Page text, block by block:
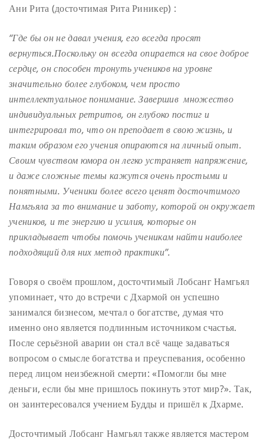
Ани Рита (досточтимая Рита Риникер) :
“Где бы он не давал учения, его всегда просят
вернуться.Поскольку он всегда опирается на свое доброе
сердце, он способен тронуть учеников на уровне
значительно более глубоком, чем просто
интеллектуальное понимание. Завершив множество
индивидуальных ретритов, он глубоко постиг и
интегрировал то, что он преподает в свою жизнь, и
таким образом его учения опираются на личный опыт.
Своим чувством юмора он легко устраняет напряжение,
и даже сложные темы кажутся очень простыми и
понятными. Ученики более всего ценят досточтимого
Намгьяла за то внимание и заботу, которой он окружает
учеников, и те энергию и усилия, которые он
прикладывает чтобы помочь ученикам найти наиболее
подходящий для них метод практики”.
Говоря о своём прошлом, досточтимый Лобсанг Намгьял
упоминает, что до встречи с Дхармой он успешно
занимался бизнесом, мечтал о богатстве, думая что
именно оно является подлинным источником счастья.
После серьёзной аварии он стал всё чаще задаваться
вопросом о смысле богатства и преуспевания, особенно
перед лицом неизбежной смерти: «Помогли бы мне
деньги, если бы мне пришлось покинуть этот мир?». Так,
он заинтересовался учением Будды и пришёл к Дхарме.
Досточтимый Лобсанг Намгьял также является мастером